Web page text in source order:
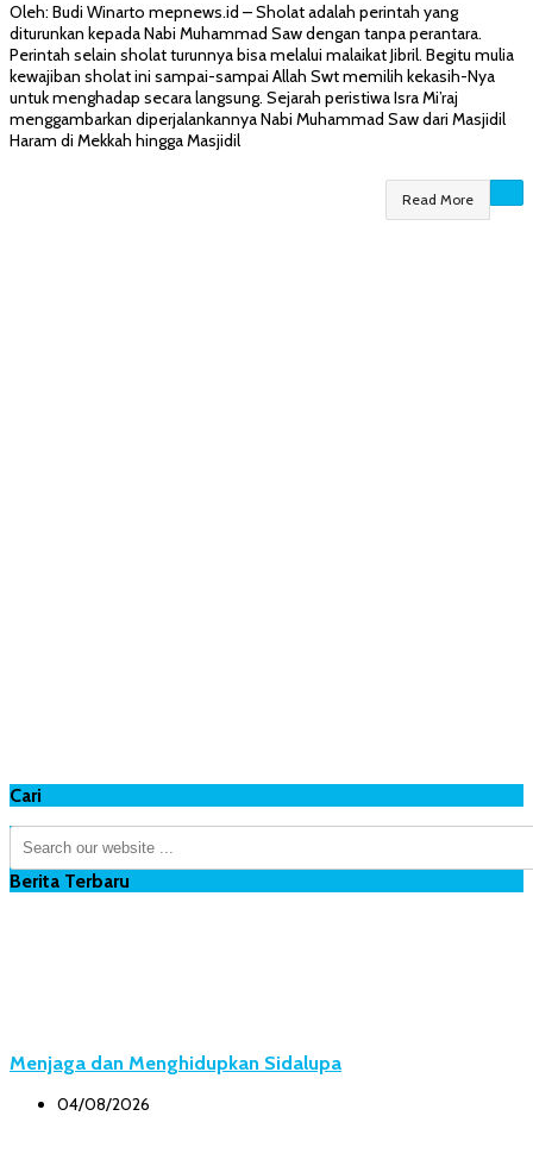
Oleh: Budi Winarto mepnews.id – Sholat adalah perintah yang
diturunkan kepada Nabi Muhammad Saw dengan tanpa perantara.
Perintah selain sholat turunnya bisa melalui malaikat Jibril. Begitu mulia
kewajiban sholat ini sampai-sampai Allah Swt memilih kekasih-Nya
untuk menghadap secara langsung. Sejarah peristiwa Isra Mi’raj
menggambarkan diperjalankannya Nabi Muhammad Saw dari Masjidil
Haram di Mekkah hingga Masjidil
Read More
Cari
Berita Terbaru
Menjaga dan Menghidupkan Sidalupa
04/08/2026